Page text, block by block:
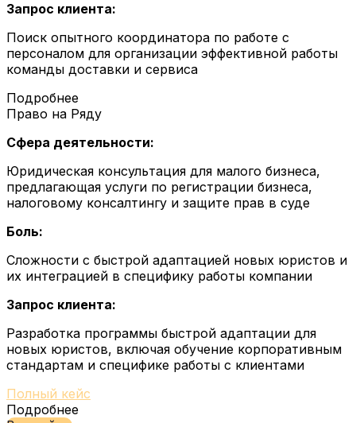
Запрос клиента:
Поиск опытного координатора по работе с
персоналом для организации эффективной работы
команды доставки и сервиса
Подробнее
Право на Ряду
Сфера деятельности:
Юридическая консультация для малого бизнеса,
предлагающая услуги по регистрации бизнеса,
налоговому консалтингу и защите прав в суде
Боль:
Сложности с быстрой адаптацией новых юристов и
их интеграцией в специфику работы компании
Запрос клиента:
Разработка программы быстрой адаптации для
новых юристов, включая обучение корпоративным
стандартам и специфике работы с клиентами
Полный кейс
Подробнее